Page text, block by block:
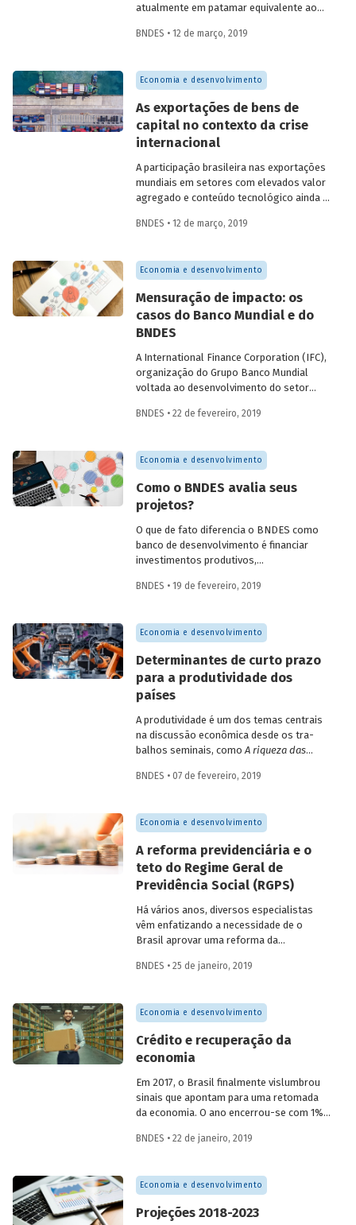
atualmente em patamar equivalente ao
portanto, de mais de uma década perdida.
mercado para o crescimento industrial
até 2021, ainda assim não será possível
o problema, um pleito comum clama por
maior atuação do Banco Nacional de
Desenvolvimento Econômico e Social
BNDES • 12 de março, 2019
Economia e desenvolvimento
As exportações de bens de
capital no contexto da crise
internacional
A participação brasileira nas exportações
mundiais em setores com elevados valor
agregado e conteúdo tecnológico ainda é
situado no ranking de fornecedores
desenvolvimento, algumas
características do padrão das
limitações a uma presença mais
significativa nesse mercado, algo
aparentemente comprovado pela queda
comparação com 2008, entenda.
BNDES • 12 de março, 2019
Economia e desenvolvimento
Mensuração de impacto: os
casos do Banco Mundial e do
BNDES
A International Finance Corporation (IFC),
organização do Grupo Banco Mundial
voltada ao desenvolvimento do setor
apresentou recentemente, em
Cooperação e Desenvolvimento
Econômico (OCDE), a operacionalização
impacto. A conferência mobilizou mais de
400 especialistas ligados à temática do
desenvolvimento para discutir formas de
ampliar a presença do capital privado em
investimentos destinados aos objetivos
do desenvolvimento sustentável (ODS).
BNDES • 22 de fevereiro, 2019
Economia e desenvolvimento
Como o BNDES avalia seus
projetos?
O que de fato diferencia o BNDES como
banco de desenvolvimento é financiar
investimentos produtivos,
longo prazo e prioritariamente
positivo sobre o desenvolvimento do
país. Como medir este impacto? A
Investimento em Projetos (Tiip)
desenvolvida pelo BNDES busca avaliar
os impactos esperados de um projeto de
econômicas, sociais e ambientais.
BNDES • 19 de fevereiro, 2019
Economia e desenvolvimento
Determinantes de curto prazo
para a produtividade dos
países
A produtividade é um dos temas centrais
na discussão econômica desde os tra­
balhos seminais, comoA riqueza das
alguns dos economistas mais influentes
Schumpeter. Sua importância decorre do
fato de ser, em última análise, o fator
preponderante na definição da
prosperidade de indivíduos, firmas e
países.
BNDES • 07 de fevereiro, 2019
Economia e desenvolvimento
A reforma previdenciária e o
teto do Regime Geral de
Previdência Social (RGPS)
Há vários anos, diversos especialistas
vêm enfatizando a necessidade de o
Brasil aprovar uma reforma da
período de permanência das pessoas no
combater os desequilíbrios fiscais
decorrentes da pressão do déficit
previdenciário e de o país se contrapor às
tendências demográficas das próximas
décadas.Há, porém, um outro debate,
subjacente e interno ao grupo dos que
defendem a necessidade de a previdência
ser reformada e que diz respeito à
BNDES • 25 de janeiro, 2019
Economia e desenvolvimento
Crédito e recuperação da
economia
Em 2017, o Brasil finalmente vislumbrou
sinais que apontam para uma retomada
da economia. O ano encerrou-se com 1%
(PIB), recuperação dos empregos, do
investimento continuou apresentando
resultado negativo. Essa combinação de
sinais divergentes justifica-se pela
persistência de um ambiente de incerteza.
BNDES • 22 de janeiro, 2019
Economia e desenvolvimento
Projeções 2018-2023